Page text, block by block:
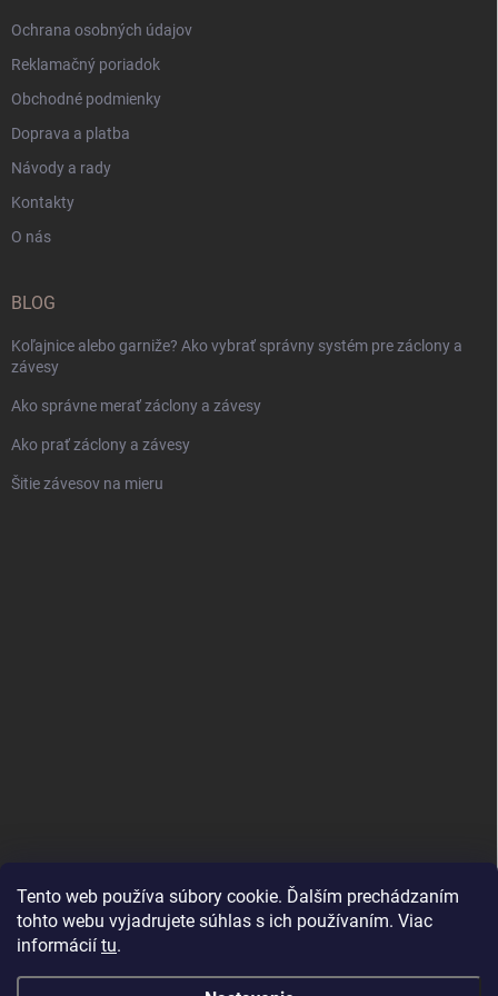
Tento web používa súbory cookie. Ďalším prechádzaním
tohto webu vyjadrujete súhlas s ich používaním. Viac
informácií tu.
Ochrana osobných údajov
Reklamačný poriadok
Obchodné podmienky
Doprava a platba
Návody a rady
Kontakty
O nás
BLOG
Koľajnice alebo garniže? Ako vybrať správny systém pre záclony a
závesy
Ako správne merať záclony a závesy
Ako prať záclony a závesy
Šitie závesov na mieru